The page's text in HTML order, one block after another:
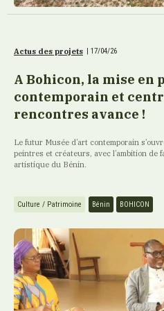
Actus des projets | 17/04/26
A Bohicon, la mise en
contemporain et
rencontres avance !
Le futur Musée d’art contemporain
peintres et créateurs, avec l’ambition de
artistique du Bénin.
Culture / Patrimoine Bénin BOHICON